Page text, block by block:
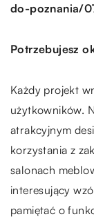
do-poznania/
Potrzebujesz
Każdy projekt
użytkowników.
atrakcyjnym
korzystania z
salonach
interesujący
pamiętać o